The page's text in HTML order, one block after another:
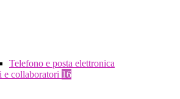
Telefono e posta elettronica
e collaboratori 16